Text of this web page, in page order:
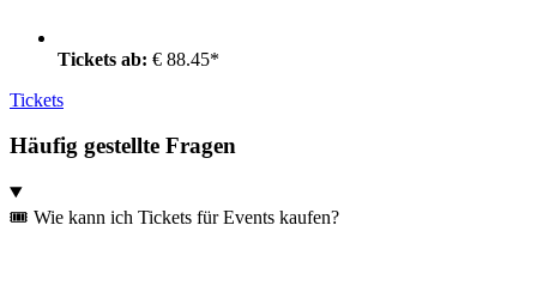
Tickets ab: € 88.45*
Tickets
Häufig gestellte Fragen
🎟️ Wie kann ich Tickets für Events kaufen?